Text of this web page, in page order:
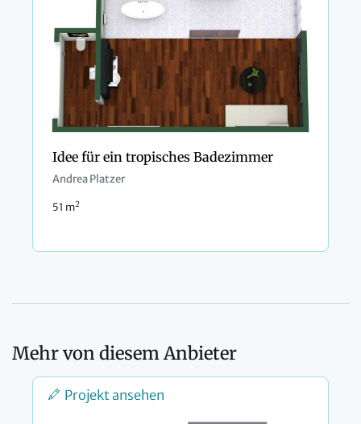
Idee für ein tropisches Badezimmer
Andrea Platzer
51 m2
Mehr von diesem Anbieter
Projekt ansehen